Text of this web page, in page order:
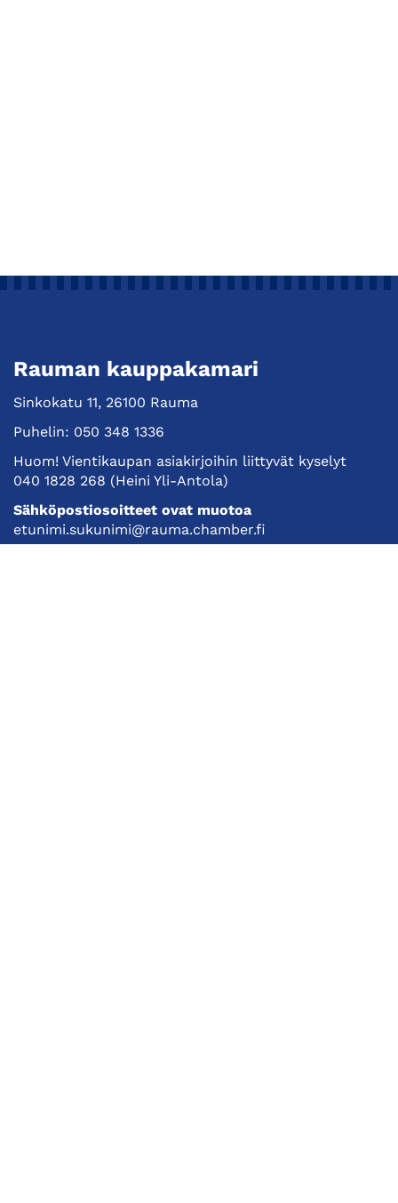
Rauman kauppakamari
Sinkokatu 11, 26100 Rauma
Puhelin: 050 348 1336
Huom! Vientikaupan asiakirjoihin liittyvät kyselyt
040 1828 268 (Heini Yli-Antola)
Sähköpostiosoitteet ovat muotoa
etunimi.sukunimi@rauma.chamber.fi